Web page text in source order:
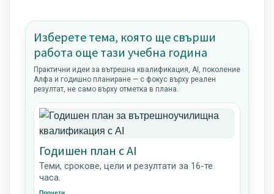
Изберете тема, която ще свърши
работа още тази учебна година
Практични идеи за вътрешна квалификация, AI, поколение
Алфа и годишно планиране — с фокус върху реален
резултат, не само върху отметка в плана.
Годишен план с AI
Теми, срокове, цели и резултати за 16-те
часа.